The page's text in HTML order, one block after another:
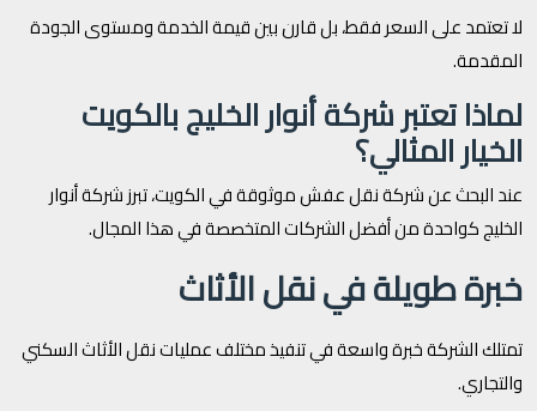
لا تعتمد على السعر فقط، بل قارن بين قيمة الخدمة ومستوى الجودة
المقدمة.
لماذا تعتبر شركة أنوار الخليج بالكويت
الخيار المثالي؟
عند البحث عن شركة نقل عفش موثوقة في الكويت، تبرز شركة أنوار
الخليج كواحدة من أفضل الشركات المتخصصة في هذا المجال.
خبرة طويلة في نقل الأثاث
تمتلك الشركة خبرة واسعة في تنفيذ مختلف عمليات نقل الأثاث السكني
والتجاري.